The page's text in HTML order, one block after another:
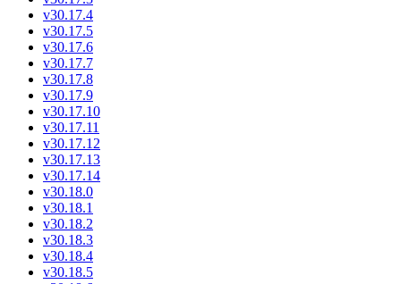
v30.17.4
v30.17.5
v30.17.6
v30.17.7
v30.17.8
v30.17.9
v30.17.10
v30.17.11
v30.17.12
v30.17.13
v30.17.14
v30.18.0
v30.18.1
v30.18.2
v30.18.3
v30.18.4
v30.18.5